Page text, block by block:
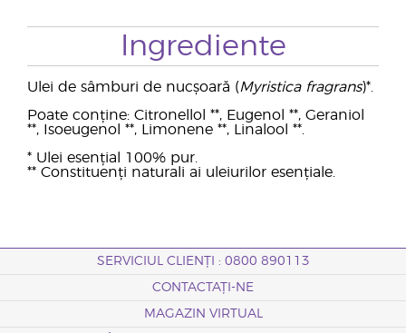
Ingrediente
Ulei de sâmburi de nucșoară (Myristica fragrans)*.
Poate conține: Citronellol **, Eugenol **, Geraniol
**, Isoeugenol **, Limonene **, Linalool **.
* Ulei esențial 100% pur.
** Constituenți naturali ai uleiurilor esențiale.
SERVICIUL CLIENȚI : 0800 890113
CONTACTAȚI-NE
MAGAZIN VIRTUAL